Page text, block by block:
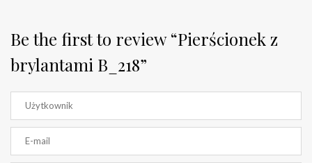
Be the first to review “Pierścionek z
brylantami B_218”